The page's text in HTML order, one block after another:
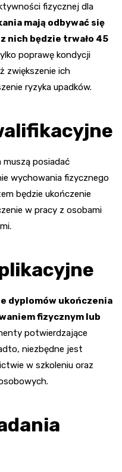
fizycznej dla
mają odbywać się
nich będzie trwało 45
poprawę kondycji
zwiększenie ich
ryzyka upadków.
posiadać
wychowania fizycznego
będzie ukończenie
w pracy z osobami
dyplomów ukończenia
fizycznym lub
potwierdzające
niezbędne jest
w szkoleniu oraz